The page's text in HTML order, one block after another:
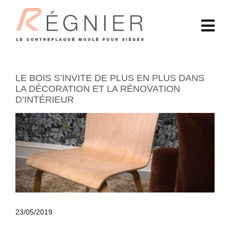
LE BOIS S’INVITE DE PLUS EN PLUS DANS
LA DÉCORATION ET LA RÉNOVATION
D’INTÉRIEUR
23/05/2019